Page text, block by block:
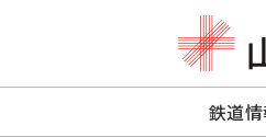
鉄道